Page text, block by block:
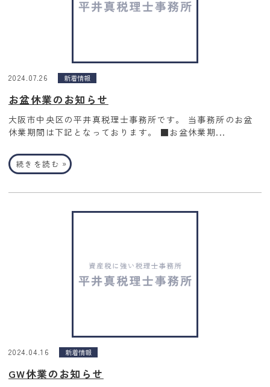
2024.07.26 新着情報
お盆休業のお知らせ
大阪市中央区の平井真税理士事務所です。 当事務所のお盆
休業期間は下記となっております。 ■お盆休業期...
続きを読む »
2024.04.16 新着情報
GW休業のお知らせ